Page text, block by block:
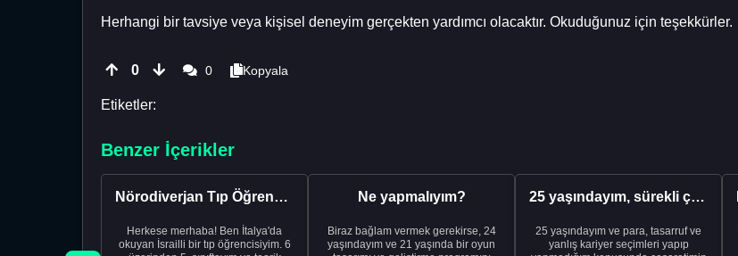
Herhangi bir tavsiye veya kişisel deneyim gerçekten yardımcı olacaktır. Okuduğunuz için teşekkürler.
0 0 Kopyala
Etiketler:
Benzer İçerikler
Nörodiverjan Tıp Öğrencisi Yeni Bir Yol Arıyor
Herkese merhaba! Ben İtalya'da
okuyan İsrailli bir tıp öğrencisiyim. 6
Ne yapmalıyım?
Biraz bağlam vermek gerekirse, 24
yaşındayım ve 21 yaşında bir oyun
25 yaşındayım, sürekli çalışıyorum ve hâlâ maddi a...
25 yaşındayım ve para, tasarruf ve
yanlış kariyer seçimleri yapıp